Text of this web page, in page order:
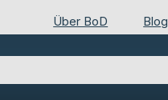
Über BoD Blog